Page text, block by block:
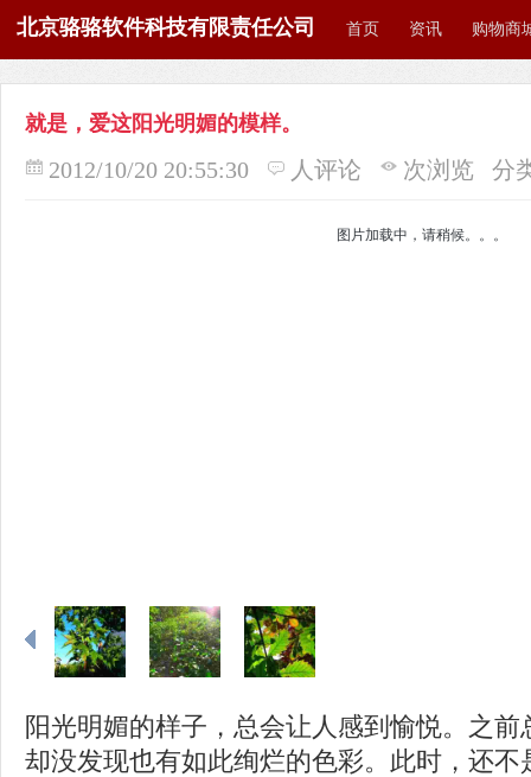
北京骆骆软件科技有限责任公司 首页 资讯 购物商
就是，爱这阳光明媚的模样。
2012/10/20 20:55:30 人评论 次浏览 分
图片加载中，请稍候。。。
阳光明媚的样子，总会让人感到愉悦。之
却没发现也有如此绚烂的色彩。此时，还